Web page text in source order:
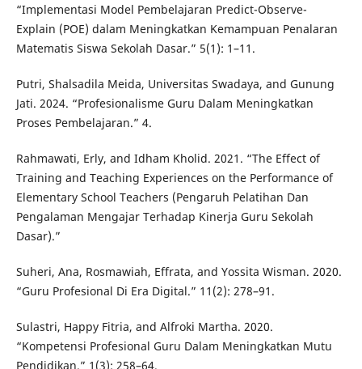
“Implementasi Model Pembelajaran Predict-Observe-
Explain (POE) dalam Meningkatkan Kemampuan Penalaran
Matematis Siswa Sekolah Dasar.” 5(1): 1–11.
Putri, Shalsadila Meida, Universitas Swadaya, and Gunung
Jati. 2024. “Profesionalisme Guru Dalam Meningkatkan
Proses Pembelajaran.” 4.
Rahmawati, Erly, and Idham Kholid. 2021. “The Effect of
Training and Teaching Experiences on the Performance of
Elementary School Teachers (Pengaruh Pelatihan Dan
Pengalaman Mengajar Terhadap Kinerja Guru Sekolah
Dasar).”
Suheri, Ana, Rosmawiah, Effrata, and Yossita Wisman. 2020.
“Guru Profesional Di Era Digital.” 11(2): 278–91.
Sulastri, Happy Fitria, and Alfroki Martha. 2020.
“Kompetensi Profesional Guru Dalam Meningkatkan Mutu
Pendidikan.” 1(3): 258–64.